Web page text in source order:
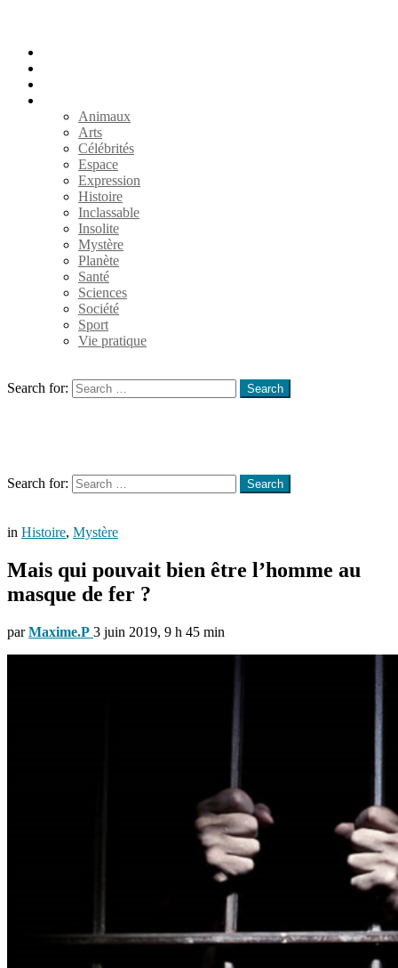
Animaux
Arts
Célébrités
Espace
Expression
Histoire
Inclassable
Insolite
Mystère
Planète
Santé
Sciences
Société
Sport
Vie pratique
Search for:
Search
Search for:
Search
in Histoire, Mystère
Mais qui pouvait bien être l’homme au
masque de fer ?
par Maxime.P 3 juin 2019, 9 h 45 min